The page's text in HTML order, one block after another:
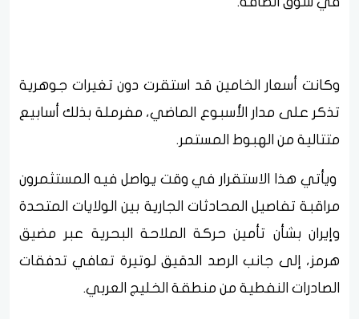
وكانت أسعار الخامين قد استقرت دون تغيرات جوهرية
تذكر على مدار الأسبوع الماضي، مفرملة بذلك أسابيع
متتالية من الهبوط المستمر.
ويأتي هذا الاستقرار في وقت يواصل فيه المستثمرون
مراقبة تفاصيل المحادثات الجارية بين الولايات المتحدة
وإيران بشأن تأمين حركة الملاحة البحرية عبر مضيق
هرمز، إلى جانب الرصد الدقيق لوتيرة تعافي تدفقات
الصادرات النفطية من منطقة الخليج العربي.